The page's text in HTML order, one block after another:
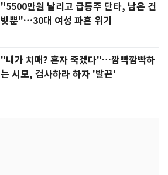
"5500만원 날리고 급등주 단타, 남은 건
빚뿐"…30대 여성 파혼 위기
"내가 치매? 혼자 죽겠다"…깜빡깜빡하
는 시모, 검사하라 하자 '발끈'